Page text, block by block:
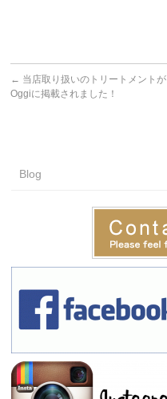
← 当店取り扱いのトリートメントが
Oggiに掲載されました！
Blog